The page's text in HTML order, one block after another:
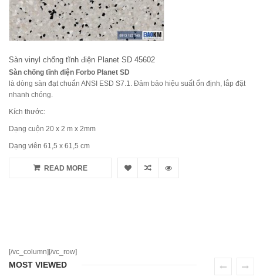
Sàn vinyl chống tĩnh điện Planet SD 45602
Sàn chống tĩnh điện Forbo Planet SD
là dòng sàn đạt chuẩn ANSI ESD S7.1. Đảm bảo hiệu suất ổn định, lắp đặt
nhanh chóng.
Kích thước:
Dạng cuộn 20 x 2 m x 2mm
Dạng viên 61,5 x 61,5 cm
READ MORE
[/vc_column][/vc_row]
MOST VIEWED